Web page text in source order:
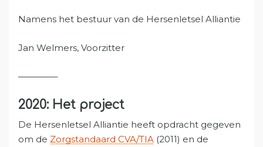
Namens het bestuur van de Hersenletsel Alliantie
Jan Welmers, Voorzitter
————–
2020: Het project
De Hersenletsel Alliantie heeft opdracht gegeven
om de Zorgstandaard CVA/TIA (2011) en de